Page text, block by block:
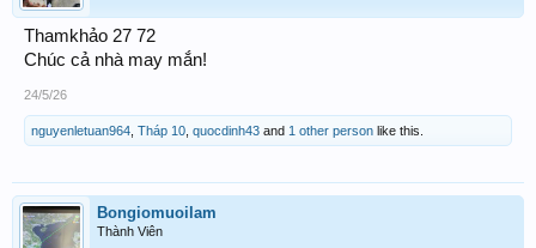
Thamkhảo 27 72
Chúc cả nhà may mắn!
24/5/26
nguyenletuan964 Tháp 10 quocdinh43 and 1 other person like this.
Bongiomuoilam
Thành Viên